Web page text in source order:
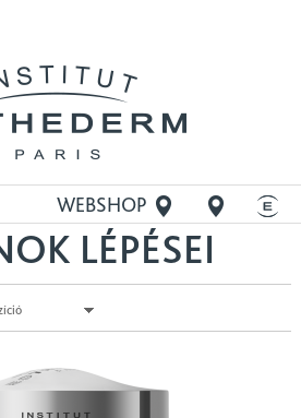
WEBSHOP
LÉPÉSEI